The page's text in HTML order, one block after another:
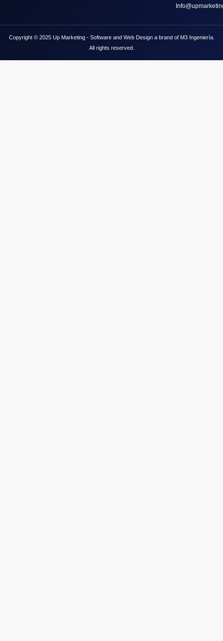
Copyright © 2025 Up Marketing - Software and Web Design a brand of M3 Ingeniería.
All rights reserved.